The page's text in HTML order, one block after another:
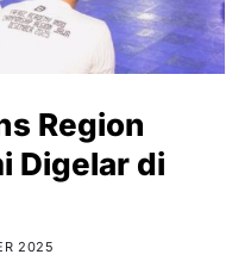
Region
Digelar di
2025